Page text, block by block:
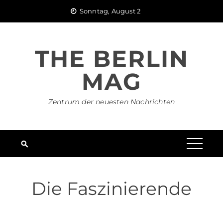
Sonntag, August 2
THE BERLIN
MAG
Zentrum der neuesten Nachrichten
Die Faszinierende